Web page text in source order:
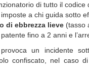
di tutto il codice
a chi guida sotto
di ebbrezza lieve (tasso
fino a 2 anni e
un incidente
confiscato, nel caso